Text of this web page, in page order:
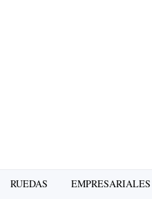
RUEDAS EMPRESARIALES